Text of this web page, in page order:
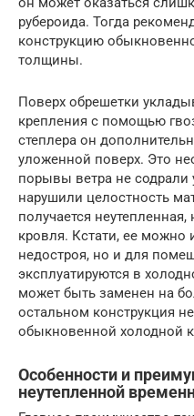
рубероида. Тогда
конструкцию
толщины.
Поверх обрешетки
крепления с помощью
степлера он
уложенной поверх. Это
порывы ветра не
нарушили целостность
получается
кровля. Кстати, ее можно
недостроя, но и для
эксплуатируются в
может быть заменен на
остальном конструкция
обыкновенной холодной
Особенности и
неутепленной